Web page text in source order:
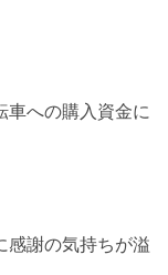
車への購入資金に
感謝の気持ちが溢